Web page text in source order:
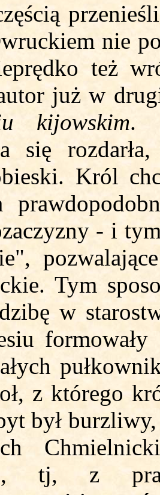
nie
też
już w
kijowskim.
się
Król
- i
Tym
w
z którego
był
tj, z